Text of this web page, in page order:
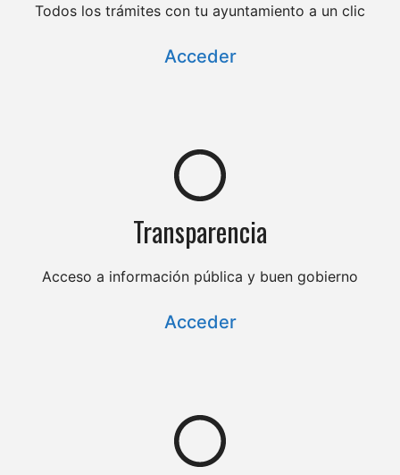
Todos los trámites con tu ayuntamiento a un clic
Acceder
Transparencia
Acceso a información pública y buen gobierno
Acceder